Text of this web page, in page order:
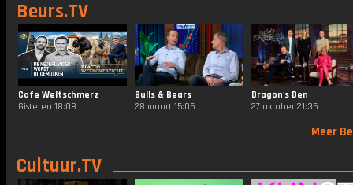
Beurs.TV
Cafe Weltschmerz
Gisteren 18:08
Bulls & Bears
28 maart 15:05
Dragon's Den
27 oktober 21:35
Meer
Cultuur.TV